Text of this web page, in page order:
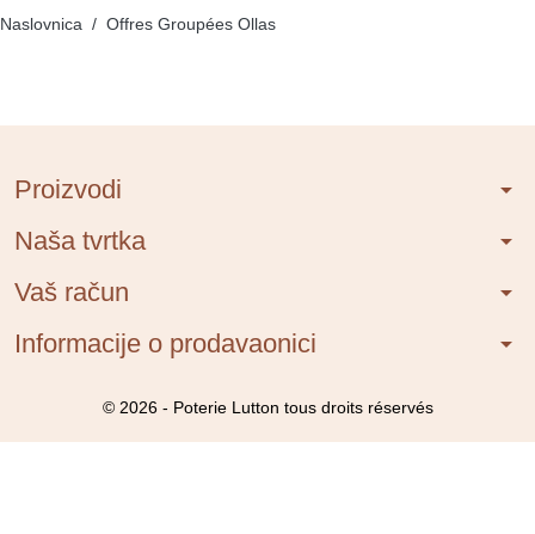
Naslovnica Offres Groupées Ollas
Proizvodi arrow_drop_down
Naša tvrtka arrow_drop_down
Vaš račun arrow_drop_down
Informacije o prodavaonici arrow_drop_down
© 2026 - Poterie Lutton tous droits réservés